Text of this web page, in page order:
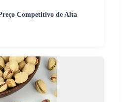
Competitivo de Alta